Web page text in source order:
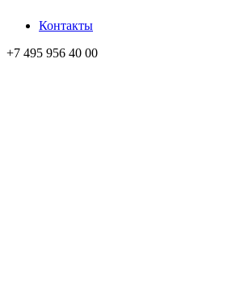
Контакты
+7 495 956 40 00